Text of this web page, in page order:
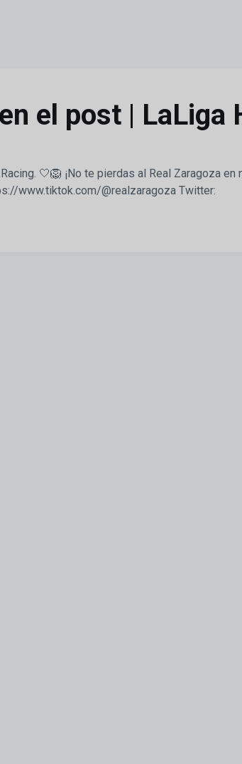
el post | LaLiga
🤍🦁 ¡No te pierdas al Real Zaragoza en
www.tiktok.com/@realzaragoza Twitter: